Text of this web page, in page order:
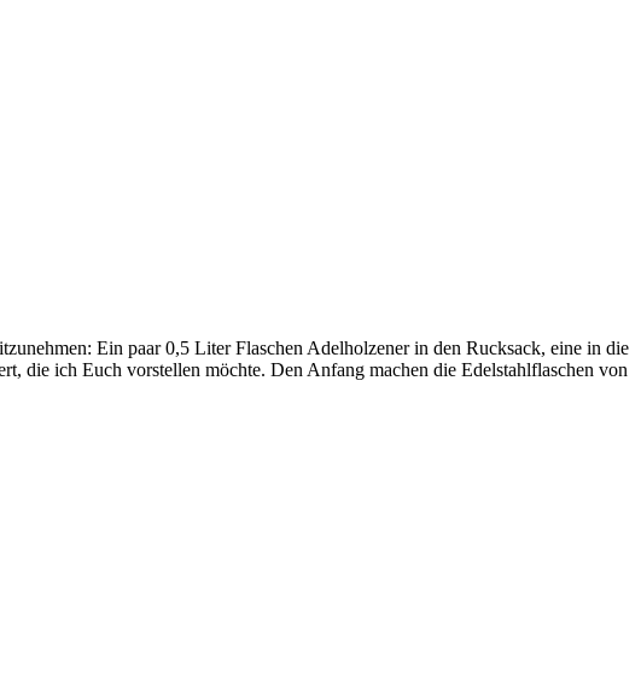
Ein paar 0,5 Liter Flaschen Adelholzener in den Rucksack, eine in die
die ich Euch vorstellen möchte. Den Anfang machen die Edelstahlflaschen von